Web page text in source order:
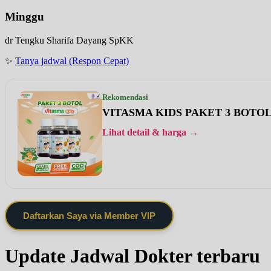
Minggu
dr Tengku Sharifa Dayang SpKK
✨ Tanya jadwal (Respon Cepat)
Rekomendasi
VITASMA KIDS PAKET 3
Lihat detail & harga →
Daftarkan Saya via Member VIP
Update Jadwal Dokter terbaru